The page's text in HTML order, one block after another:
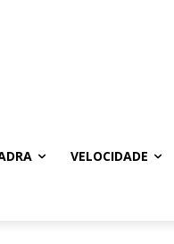
VELOCIDADE